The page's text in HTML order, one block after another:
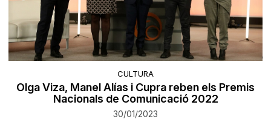
CULTURA
Olga Viza, Manel Alías i Cupra reben els Premis
Nacionals de Comunicació 2022
30/01/2023